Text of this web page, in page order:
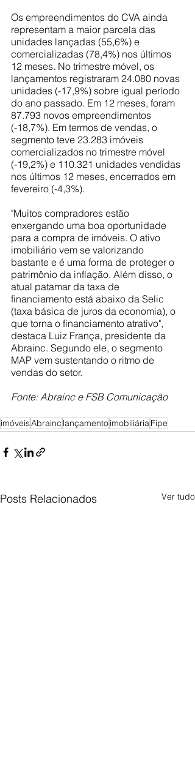
Os empreendimentos do CVA ainda
representam a maior parcela das
unidades lançadas (55,6%) e
comercializadas (78,4%) nos últimos
12 meses. No trimestre móvel, os
lançamentos registraram 24.080 novas
unidades (-17,9%) sobre igual período
do ano passado. Em 12 meses, foram
87.793 novos empreendimentos
(-18,7%). Em termos de vendas, o
segmento teve 23.283 imóveis
comercializados no trimestre móvel
(-19,2%) e 110.321 unidades vendidas
nos últimos 12 meses, encerrados em
fevereiro (-4,3%).
"Muitos compradores estão
enxergando uma boa oportunidade
para a compra de imóveis. O ativo
imobiliário vem se valorizando
bastante e é uma forma de proteger o
patrimônio da inflação. Além disso, o
atual patamar da taxa de
financiamento está abaixo da Selic
(taxa básica de juros da economia), o
que torna o financiamento atrativo",
destaca Luiz França, presidente da
Abrainc. Segundo ele, o segmento
MAP vem sustentando o ritmo de
vendas do setor.
Fonte: Abrainc e FSB Comunicação
imóveisAbrainc lançamentoimobiliáriaFipe
Posts Relacionados Ver tudo